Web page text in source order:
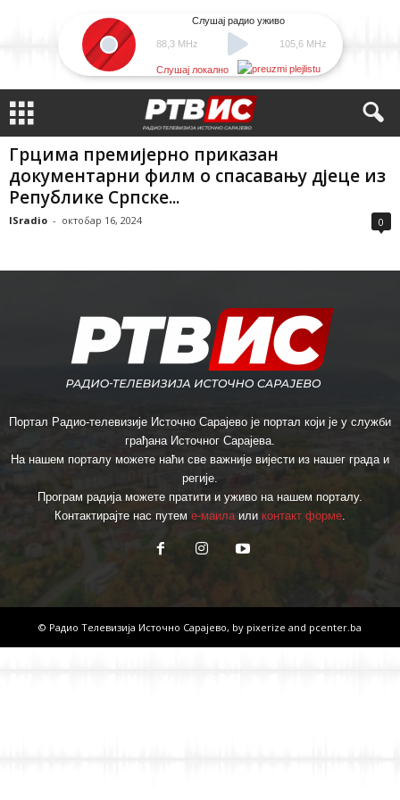
88,3 MHz
Слушај радио уживо
105,6 MHz
Слушај локално
Грцима премијерно приказан
документарни филм о спасавању дјеце из
Републике Српске...
ISradio - октобар 16, 2024 0
Портал Радио-телевизије Источно Сарајево је портал који је у служби
грађана Источног Сарајева.
На нашем порталу можете наћи све важније вијести из нашег града и
регије.
Програм радија можете пратити и уживо на нашем порталу.
Контактирајте нас путем е-маилаили контакт форме.
© Радио Телевизија Источно Сарајево, by pixerize and pcenter.ba